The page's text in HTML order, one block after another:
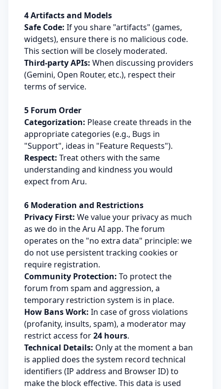
4 Artifacts and Models
Safe Code: If you share "artifacts" (games,
widgets), ensure there is no malicious code.
This section will be closely moderated.
Third-party APIs: When discussing providers
(Gemini, Open Router, etc.), respect their
terms of service.
5 Forum Order
Categorization: Please create threads in the
appropriate categories (e.g., Bugs in
"Support", ideas in "Feature Requests").
Respect: Treat others with the same
understanding and kindness you would
expect from Aru.
6 Moderation and Restrictions
Privacy First: We value your privacy as much
as we do in the Aru AI app. The forum
operates on the "no extra data" principle: we
do not use persistent tracking cookies or
require registration.
Community Protection: To protect the
forum from spam and aggression, a
temporary restriction system is in place.
How Bans Work: In case of gross violations
(profanity, insults, spam), a moderator may
restrict access for24 hours.
Technical Details: Only at the moment a ban
is applied does the system record technical
identifiers (IP address and Browser ID) to
make the block effective. This data is used